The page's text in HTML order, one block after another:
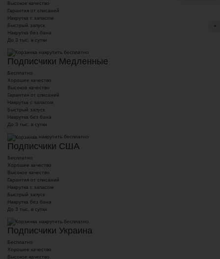
Высокое качество
Гарантия от списаний
Накрутка с запасом
Быстрый запуск
Накрутка без бана
До 3 тыс. в сутки
накрутить бесплатно
Подписчики Медленные
Бесплатно
Хорошее качество
Высокое качество
Гарантия от списаний
Накрутка с запасом
Быстрый запуск
Накрутка без бана
До 3 тыс. в сутки
накрутить бесплатно
Подписчики США
Бесплатно
Хорошее качество
Высокое качество
Гарантия от списаний
Накрутка с запасом
Быстрый запуск
Накрутка без бана
До 3 тыс. в сутки
накрутить бесплатно
Подписчики Украина
Бесплатно
Хорошее качество
Высокое качество
●